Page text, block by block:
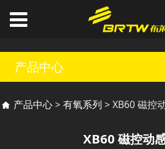
产品中心
XB60 磁控动
产品中心>有氧系列 >XB60 磁控
XB60 磁控动